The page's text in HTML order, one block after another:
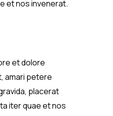
et nos invenerat.
et dolore
amari petere
placerat
iter quae et nos